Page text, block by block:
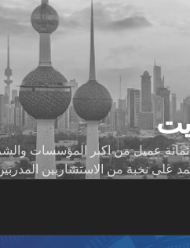
عميل من اكبر المؤسسات
على نخبة من الاستشاريين